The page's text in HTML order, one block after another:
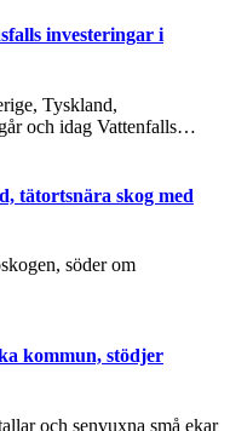
investeringar i
Tyskland,
och idag Vattenfalls…
tätortsnära skog med
söder om
kommun, stödjer
och senvuxna små ekar